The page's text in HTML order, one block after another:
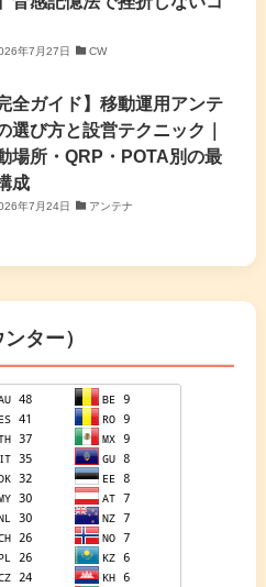
年7月27日 CW
完全ガイド】移動運用アンテ
選び方と設営テクニック｜
場所・QRP・POTA別の最
成
年7月24日 アンテナ
ター）